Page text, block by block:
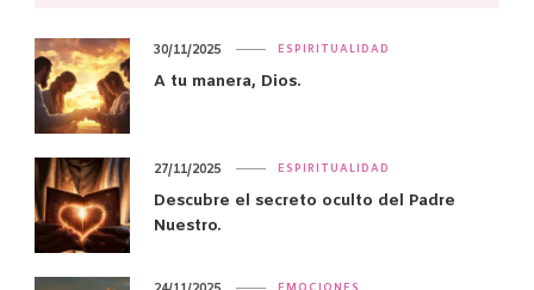
ESPIRITUALIDAD
A tu manera, Dios.
30/11/2025
ESPIRITUALIDAD
Descubre el secreto oculto del Padre
Nuestro.
27/11/2025